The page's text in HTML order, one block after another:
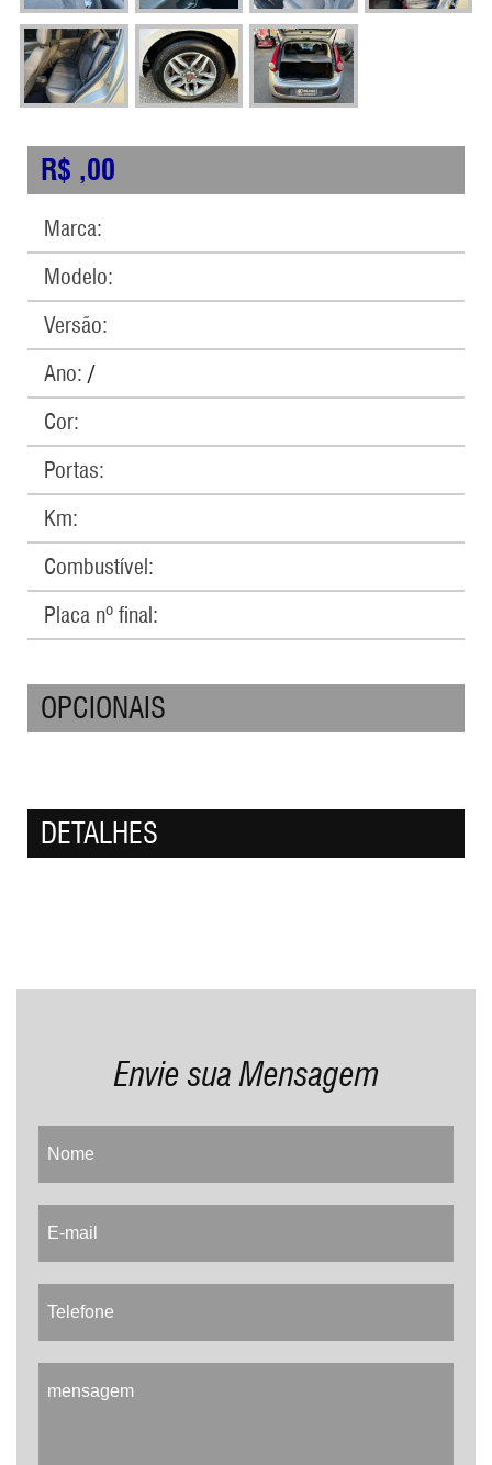
R$ ,00
Marca:
Modelo:
Versão:
Ano: /
Cor:
Portas:
Km:
Combustível:
Placa nº final:
OPCIONAIS
DETALHES
Envie sua Mensagem